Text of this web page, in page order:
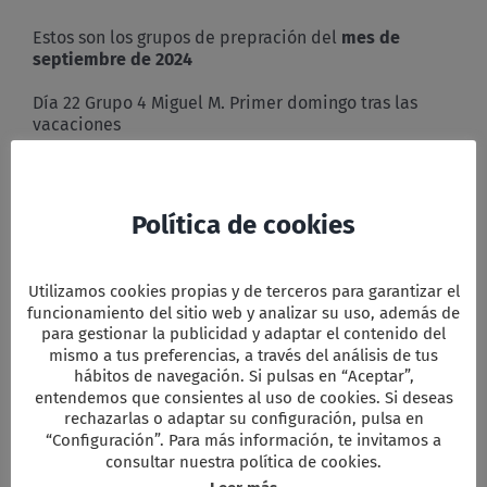
preparación
septiembre
Estos son los grupos de prepración del mes de
septiembre de 2024
Día 22 Grupo 4 Miguel M. Primer domingo tras las
vacaciones
Facebook
Twitter
EmailWhatsApp
PrintFriendly
Compartir
Comparta esta información en su red
Social favorita!
Facebook
X RedditLinkedInWhatsApp
TumblrPinterest
Vk Xing Correo
Política de cookies
Utilizamos cookies propias y de terceros para garantizar el
funcionamiento del sitio web y analizar su uso, además de
para gestionar la publicidad y adaptar el contenido del
mismo a tus preferencias, a través del análisis de tus
hábitos de navegación. Si pulsas en “Aceptar”,
entendemos que consientes al uso de cookies. Si deseas
rechazarlas o adaptar su configuración, pulsa en
“Configuración”. Para más información, te invitamos a
consultar nuestra política de cookies.